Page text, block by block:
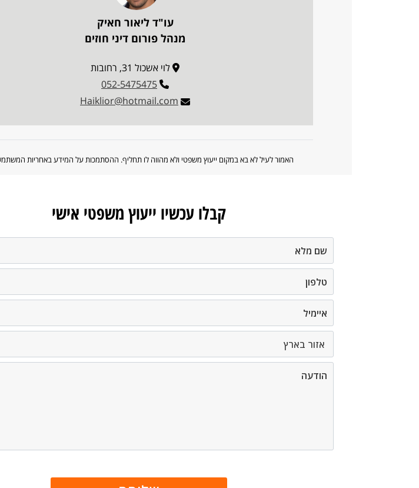
עו"ד ליאור חאיק
מנהל פורום דיני חוזים
לוי אשכול 31, רחובות
052-5475475
Haiklior@hotmail.com
האמור לעיל לא בא במקום ייעוץ משפטי ולא מהווה לו תחליף. ההסתמכות על המידע באחריות
קבלו עכשיו ייעוץ משפטי אישי